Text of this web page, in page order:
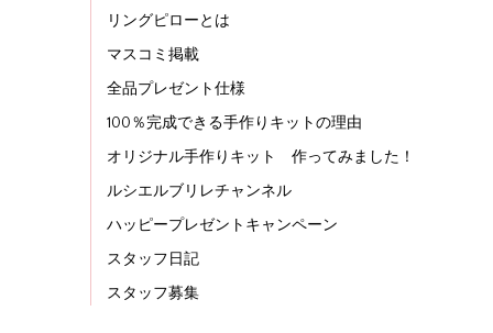
リングピローとは
マスコミ掲載
全品プレゼント仕様
100％完成できる手作りキットの理由
オリジナル手作りキット 作ってみました！
ルシエルブリレチャンネル
ハッピープレゼントキャンペーン
スタッフ日記
スタッフ募集